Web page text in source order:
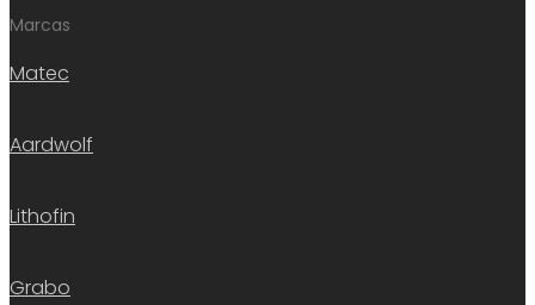
Marcas
Matec
Aardwolf
Lithofin
Grabo